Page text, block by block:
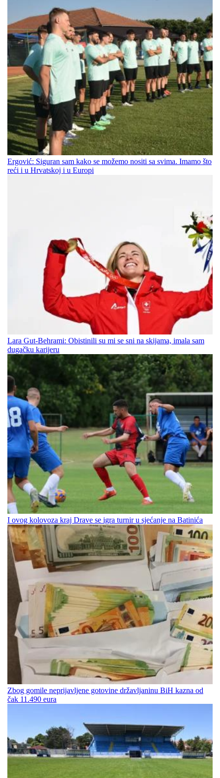
Ergović: Siguran sam kako se možemo nositi sa svima. Imamo što
reći i u Hrvatskoj i u Europi
Lara Gut-Behrami: Obistinili su mi se sni na skijama, imala sam
dugačku karijeru
I ovog kolovoza kraj Drave se igra turnir u sjećanje na Batinića
Zbog gomile neprijavljene gotovine državljaninu BiH kazna od
čak 11.490 eura